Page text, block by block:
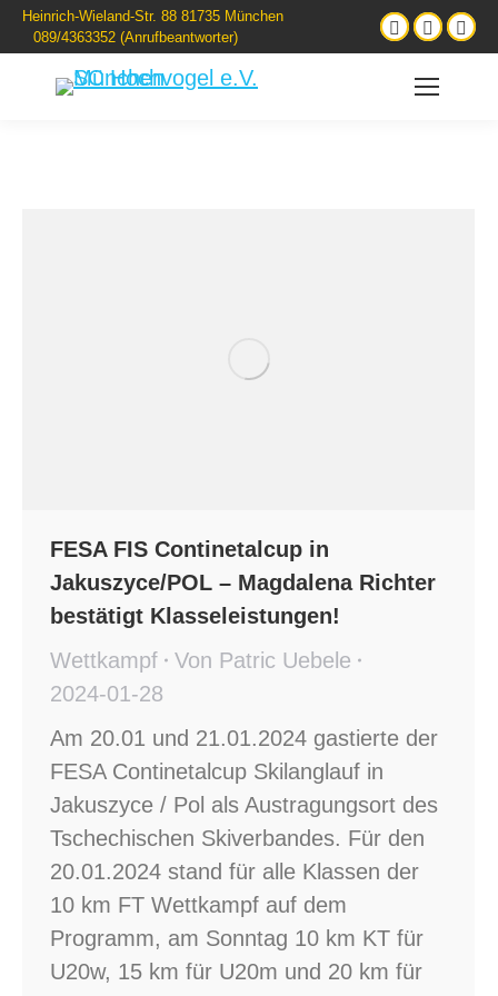
Heinrich-Wieland-Str. 88 81735 München
089/4363352 (Anrufbeantworter)
FESA FIS Continetalcup in
Jakuszyce/POL – Magdalena Richter
bestätigt Klasseleistungen!
Wettkampf
Von Patric Uebele
2024-01-28
Am 20.01 und 21.01.2024 gastierte der
FESA Continetalcup Skilanglauf in
Jakuszyce / Pol als Austragungsort des
Tschechischen Skiverbandes. Für den
20.01.2024 stand für alle Klassen der
10 km FT Wettkampf auf dem
Programm, am Sonntag 10 km KT für
U20w, 15 km für U20m und 20 km für